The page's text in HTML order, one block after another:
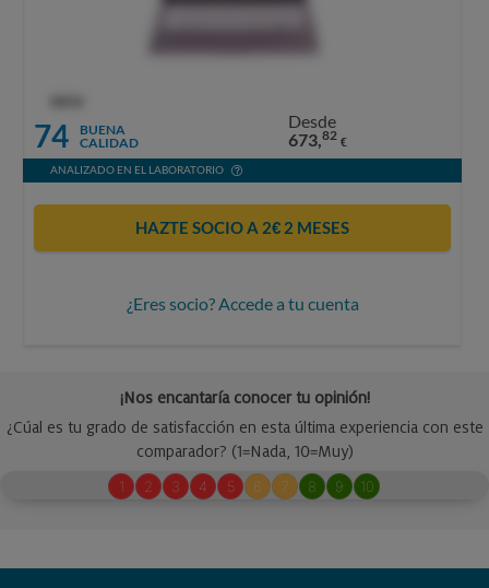
74
BUENA
CALIDAD
Desde
673,82 €
ANALIZADO EN EL LABORATORIO
HAZTE SOCIO A 2€ 2 MESES
¿Eres socio? Accede a tu cuenta